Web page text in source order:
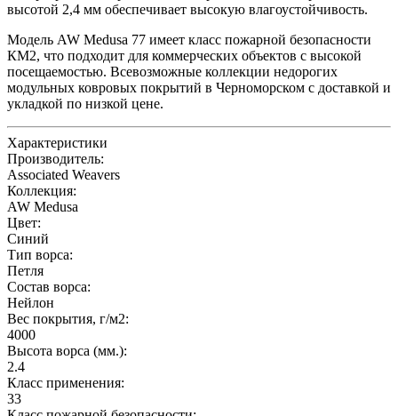
высотой 2,4 мм обеспечивает высокую влагоустойчивость.
Модель AW Medusa 77 имеет класс пожарной безопасности
КМ2, что подходит для коммерческих объектов с высокой
посещаемостью. Всевозможные коллекции недорогих
модульных ковровых покрытий в Черноморском с доставкой и
укладкой по низкой цене.
Характеристики
Производитель:
Associated Weavers
Коллекция:
AW Medusa
Цвет:
Синий
Тип ворса:
Петля
Состав ворса:
Нейлон
Вес покрытия, г/м2:
4000
Высота ворса (мм.):
2.4
Класс применения:
33